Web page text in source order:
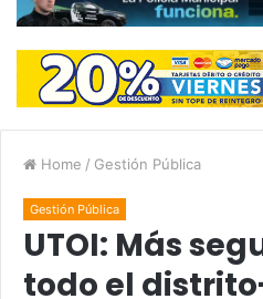
Home / Gestión Pública
Gestión Pública
UTOI: Más
todo el